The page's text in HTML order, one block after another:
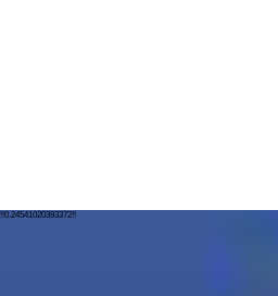
!!0.24541020393372!!